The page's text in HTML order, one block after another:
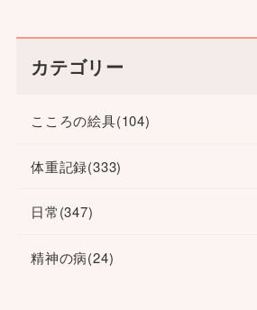
カテゴリー
こころの絵具(104)
体重記録(333)
日常(347)
精神の病(24)